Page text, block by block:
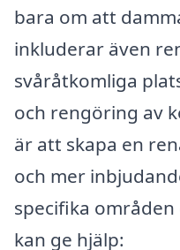
bara om att
inkluderar även
svåråtkomliga
och rengöring av
är att skapa en
och mer
specifika
kan ge hjälp: